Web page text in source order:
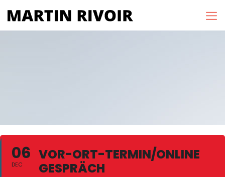
06
DEC
VOR-ORT-TERMIN/ONLINE
GESPRÄCH